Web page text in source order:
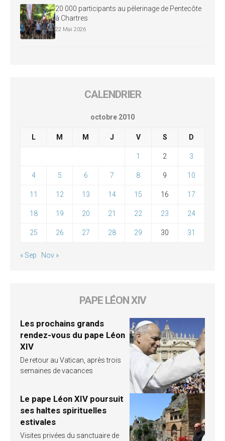
20 000 participants au pèlerinage de Pentecôte
à Chartres
22 Mai 2026
CALENDRIER
octobre 2010
L M M J V S D
1 2 3
4 5 6 7 8 9 10
11 12 13 14 15 16 17
18 19 20 21 22 23 24
25 26 27 28 29 30 31
« Sep Nov »
PAPE LÉON XIV
Les prochains grands
rendez-vous du pape Léon
XIV
De retour au Vatican, après trois
semaines de vacances
Le pape Léon XIV poursuit
ses haltes spirituelles
estivales
Visites privées du sanctuaire de